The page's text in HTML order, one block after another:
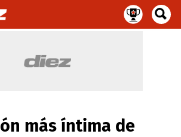
más íntima de